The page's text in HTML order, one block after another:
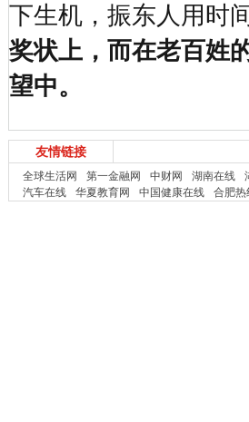
下生机，振东人用时
奖状上，而在老百姓
望中。
友情链接
全球生活网 第一金融网 中财网 湖南在线
汽车在线
华夏教育网 中国健康在线 合肥热